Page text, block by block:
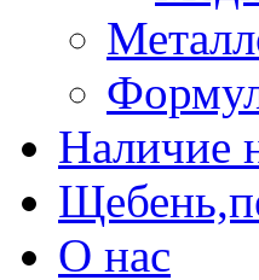
Наличие
О нас